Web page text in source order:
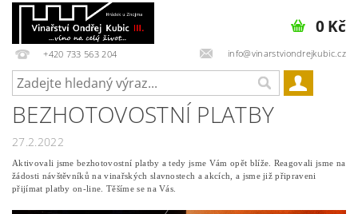
+420 733 563 204 info@vinarstviondrejkubic.cz
0 Kč
BEZHOTOVOSTNÍ PLATBY
27.2.2022
Aktivovali jsme bezhotovostní platby a tedy jsme Vám opět blíže. Reagovali jsme na
žádosti návštěvníků na vinařských slavnostech a akcích, a jsme již připraveni
přijímat platby on-line. Těšíme se na Vás.